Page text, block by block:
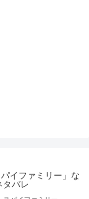
イファミリー」な
タバレ